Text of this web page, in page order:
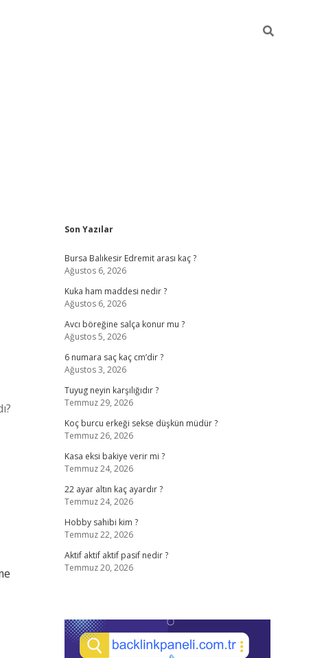
Sidebar
Son Yazılar
Bursa Balıkesir Edremit arası kaç ?
Ağustos 6, 2026
Kuka ham maddesi nedir ?
Ağustos 6, 2026
Avcı böreğine salça konur mu ?
Ağustos 5, 2026
6 numara saç kaç cm’dir ?
Ağustos 3, 2026
Tuyug neyin karşılığıdır ?
Temmuz 29, 2026
Koç burcu erkeği sekse düşkün müdür ?
Temmuz 26, 2026
Kasa eksi bakiye verir mi ?
Temmuz 24, 2026
22 ayar altın kaç ayardır ?
Temmuz 24, 2026
Hobby sahibi kim ?
Temmuz 22, 2026
Aktif aktif aktif pasif nedir ?
Temmuz 20, 2026